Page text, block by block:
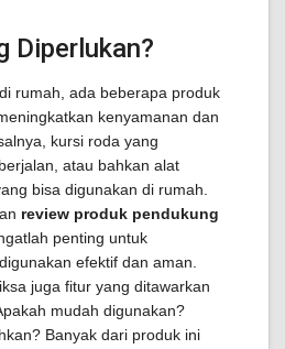
Diperlukan?
rumah, ada beberapa produk
kenyamanan dan
kursi roda yang
atau bahkan alat
bisa digunakan di rumah.
review produk pendukung
penting untuk
efektif dan aman.
juga fitur yang ditawarkan
mudah digunakan?
Banyak dari produk ini